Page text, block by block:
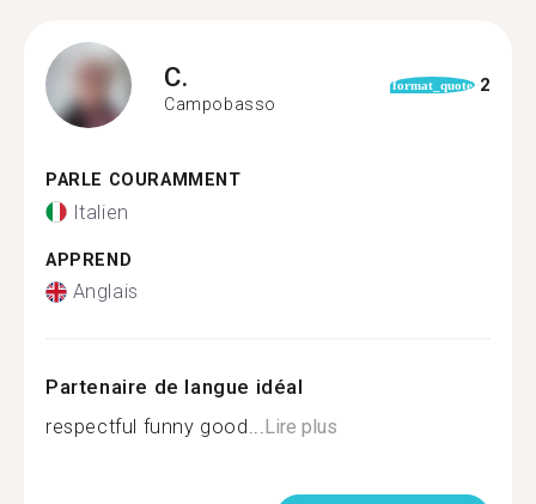
C.
Campobasso
format_quote 2
PARLE COURAMMENT
Italien
APPREND
Anglais
Partenaire de langue idéal
respectful funny good...Lire plus